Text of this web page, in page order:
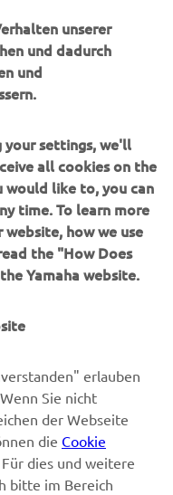
und vielem mehr.
um zu erfahren, wie wir
Datenschutzerklärung
unserer
und dadurch
und
your settings, we'll
all cookies on the
would like to, you can
time. To learn more
how we use
the "How Does
Yamaha website.
erlauben
Sie nicht
der Webseite
die Cookie
dies und weitere
bitte im Bereich